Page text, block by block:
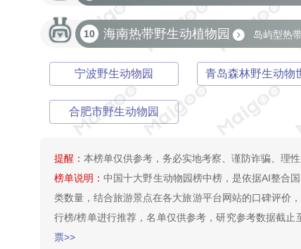
7大展区和3大广场 中国规模最大珍稀动物
国内唯一欧洲野牛家庭 4A景区
10 海南热带野生动植物园 岛屿型热
中国唯一岛屿型热带雨林动植物大观园 浓
宁波野生动物园 青岛森林野生动物
合肥市野生动物园
提醒： 本榜单仅供参考，务必实地考察、谨防诈骗、理性
榜单说明：中国十大野生动物园榜中榜，是依据AI整合
类数量，结合旅游景点在各大旅游平台网站的口碑评价
行榜/榜单进行推荐，名单仅供参考，研究参考数据截
票>>